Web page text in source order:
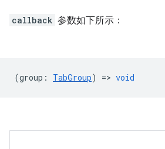
callback 参数如下所示：
(group : TabGroup) => void